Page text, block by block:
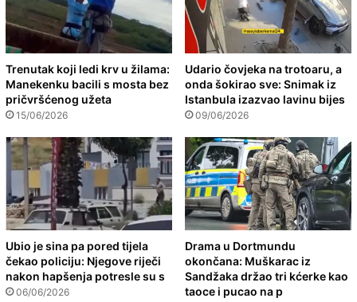
Trenutak koji ledi krv u žilama:
Manekenku bacili s mosta bez
pričvršćenog užeta
15/06/2026
Udario čovjeka na trotoaru, a
onda šokirao sve: Snimak iz
Istanbula izazvao lavinu bijes
09/06/2026
Ubio je sina pa pored tijela
čekao policiju: Njegove riječi
nakon hapšenja potresle su s
06/06/2026
Drama u Dortmundu
okončana: Muškarac iz
Sandžaka držao tri kćerke kao
taoce i pucao na p